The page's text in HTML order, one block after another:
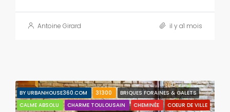
Antoine Girard il y a1 mois
BY URBANHOUSE360.COM 31300
BRIQUES FORAINES & GALETS
CALME ABSOLU
CHARME TOULOUSAIN CHEMINÉE
COEUR DE VILLE